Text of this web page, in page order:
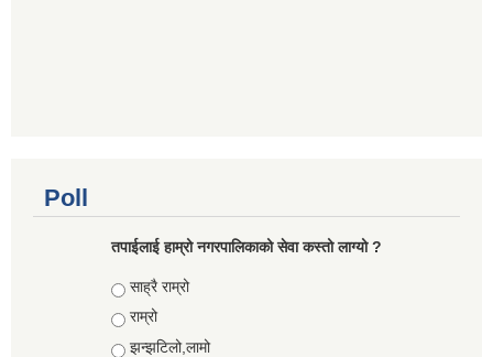
Poll
तपाईलाई हाम्रो नगरपालिकाको सेवा कस्तो लाग्यो ?
Choices
साह्रै राम्रो
राम्रो
झन्झटिलो,लामो